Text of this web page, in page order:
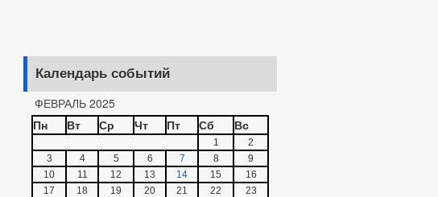
Календарь событий
ФЕВРАЛЬ 2025
Пн
Вт Ср Чт Пт Сб Вс
1
2
3
4 5 6 7 8
9
10
11 12 13 14 15
16
17
18 19 20 21 22
23